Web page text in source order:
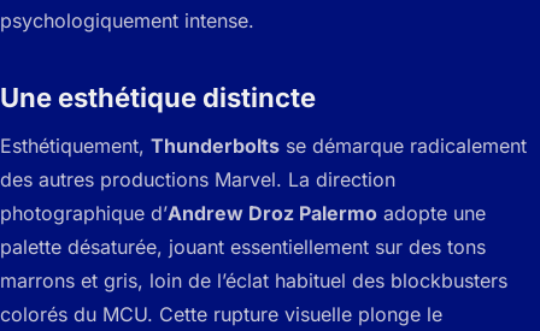
psychologiquement intense.
Une esthétique distincte
Esthétiquement, Thunderbolts se démarque radicalement
des autres productions Marvel. La direction
photographique d’Andrew Droz Palermo adopte une
palette désaturée, jouant essentiellement sur des tons
marrons et gris, loin de l’éclat habituel des blockbusters
colorés du MCU. Cette rupture visuelle plonge le